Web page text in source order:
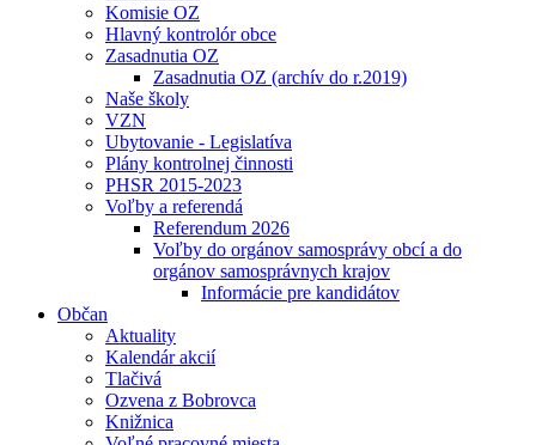
Komisie OZ
Hlavný kontrolór obce
Zasadnutia OZ
Zasadnutia OZ (archív do r.2019)
Naše školy
VZN
Ubytovanie - Legislatíva
Plány kontrolnej činnosti
PHSR 2015-2023
Voľby a referendá
Referendum 2026
Voľby do orgánov samosprávy obcí a do
orgánov samosprávnych krajov
Informácie pre kandidátov
Občan
Aktuality
Kalendár akcií
Tlačivá
Ozvena z Bobrovca
Knižnica